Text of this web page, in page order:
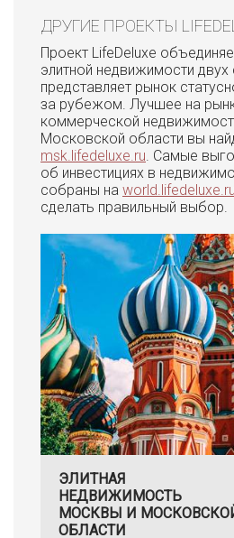
ДРУГИЕ ПРОЕКТЫ
Проект LifeDeluxe
элитной недвижимости двух
представляет рынок
за рубежом. Лучшее на
коммерческой
Московской области вы
msk.lifedeluxe.ru. Самые
об инвестициях в
собраны на world.lifedeluxe.ru
сделать правильный выбор.
ЭЛИТНАЯ
НЕДВИЖИМОСТЬ
МОСКВЫ И
ОБЛАСТИ